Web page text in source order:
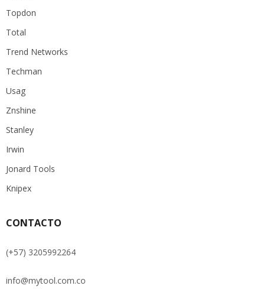
Topdon
Total
Trend Networks
Techman
Usag
Znshine
Stanley
Irwin
Jonard Tools
Knipex
CONTACTO
(+57) 3205992264
info@mytool.com.co